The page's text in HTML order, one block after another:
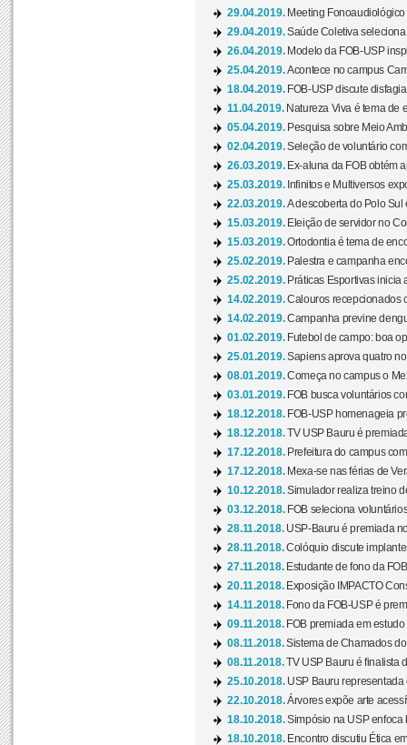
29.04.2019. Meeting
29.04.2019.Saúde Coletiva
26.04.2019. Modelo da FOB-USP
25.04.2019.Acontece no campus
18.04.2019. FOB-USP discute
11.04.2019. Natureza Viva é tema de
05.04.2019. Pesquisa sobre Meio
02.04.2019.Seleção de voluntário
26.03.2019. Ex-aluna da FOB obtém
25.03.2019. Infinitos e Multiversos
22.03.2019.A descoberta do Polo Sul
15.03.2019. Eleição de servidor no
15.03.2019.Ortodontia é tema de
25.02.2019. Palestra e campanha
25.02.2019. Práticas Esportivas inicia
14.02.2019.Calouros recepcionados
14.02.2019.Campanha previne
01.02.2019. Futebol de campo: boa
25.01.2019.Sapiens aprova quatro
08.01.2019.Começa no campus o
03.01.2019. FOB busca voluntários
18.12.2018. FOB-USP homenageia
18.12.2018.TV USP Bauru é
17.12.2018. Prefeitura do campus
17.12.2018. Mexa-se nas férias de
10.12.2018.Simulador realiza treino
03.12.2018. FOB seleciona
28.11.2018. USP-Bauru é premiada
28.11.2018.Colóquio discute
27.11.2018. Estudante de fono da
20.11.2018. Exposição IMPACTO
14.11.2018. Fono da FOB-USP é
09.11.2018. FOB premiada em estudo
08.11.2018.Sistema de Chamados
08.11.2018.TV USP Bauru é finalista
25.10.2018. USP Bauru representada
22.10.2018.Árvores expõe arte
18.10.2018.Simpósio na USP enfoca
18.10.2018. Encontro discutiu Ética